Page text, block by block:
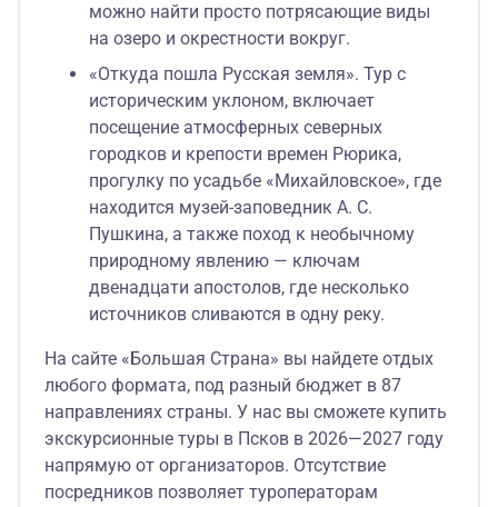
можно найти просто потрясающие виды
на озеро и окрестности вокруг.
«Откуда пошла Русская земля». Тур с
историческим уклоном, включает
посещение атмосферных северных
городков и крепости времен Рюрика,
прогулку по усадьбе «Михайловское», где
находится музей-заповедник А. С.
Пушкина, а также поход к необычному
природному явлению — ключам
двенадцати апостолов, где несколько
источников сливаются в одну реку.
На сайте «Большая Страна» вы найдете отдых
любого формата, под разный бюджет в 87
направлениях страны. У нас вы сможете купить
экскурсионные туры в Псков в 2026—2027 году
напрямую от организаторов. Отсутствие
посредников позволяет туроператорам